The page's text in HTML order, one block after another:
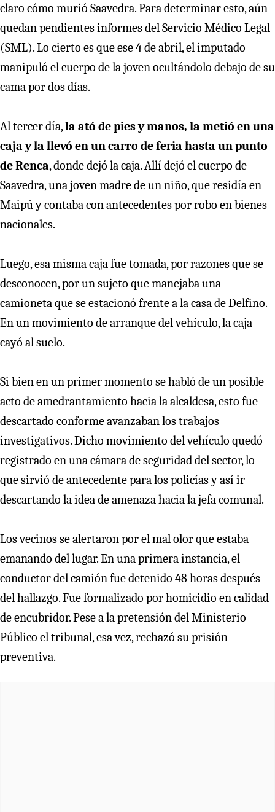
claro cómo murió Saavedra. Para determinar esto, aún
quedan pendientes informes del Servicio Médico Legal
(SML). Lo cierto es que ese 4 de abril, el imputado
manipuló el cuerpo de la joven ocultándolo debajo de su
cama por dos días.
Al tercer día,la ató de pies y manos, la metió en una
caja y la llevó en un carro de feria hasta un punto
de Renca, donde dejó la caja. Allí dejó el cuerpo de
Saavedra, una joven madre de un niño, que residía en
Maipú y contaba con antecedentes por robo en bienes
nacionales.
Luego, esa misma caja fue tomada, por razones que se
desconocen, por un sujeto que manejaba una
camioneta que se estacionó frente a la casa de Delfino.
En un movimiento de arranque del vehículo, la caja
cayó al suelo.
Si bien en un primer momento se habló de un posible
acto de amedrantamiento hacia la alcaldesa, esto fue
descartado conforme avanzaban los trabajos
investigativos. Dicho movimiento del vehículo quedó
registrado en una cámara de seguridad del sector, lo
que sirvió de antecedente para los policías y así ir
descartando la idea de amenaza hacia la jefa comunal.
Los vecinos se alertaron por el mal olor que estaba
emanando del lugar. En una primera instancia, el
conductor del camión fue detenido 48 horas después
del hallazgo. Fue formalizado por homicidio en calidad
de encubridor. Pese a la pretensión del Ministerio
Público el tribunal, esa vez, rechazó su prisión
preventiva.